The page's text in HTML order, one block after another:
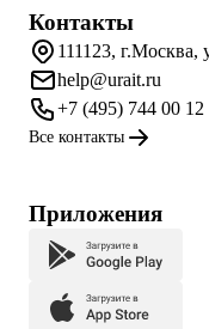
Контакты
111123, г.Москва,
help@urait.ru
+7 (495) 744 00 12
Все контакты
Приложения